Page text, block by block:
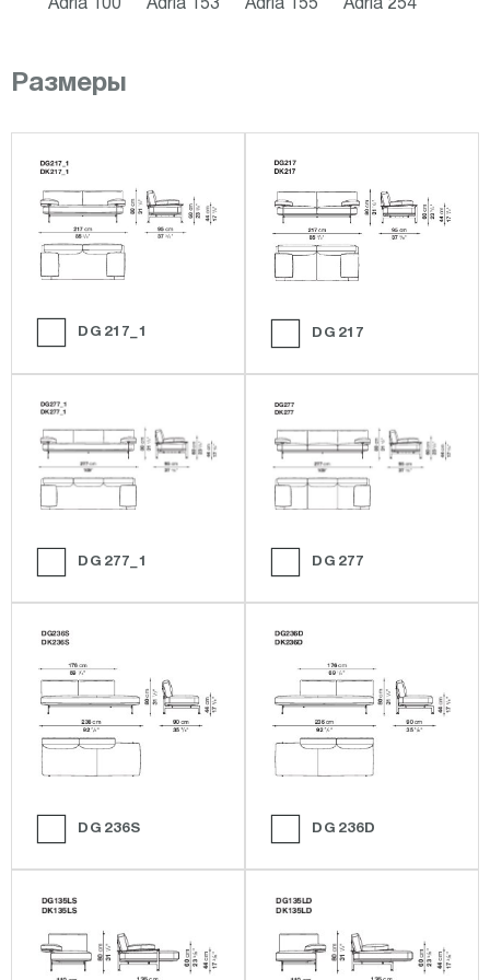
Adria 100 Adria 153 Adria 155 Adria 254
Размеры
DG217_1 DG217
DG277_1 DG277
DG236S DG236D